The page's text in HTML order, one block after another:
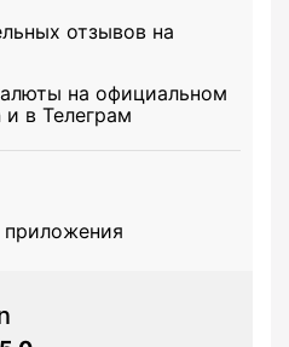
отзывов на
на официальном
в Телеграм